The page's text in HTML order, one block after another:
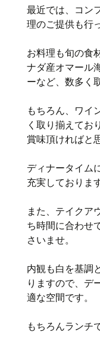
最近では、コン
理のご提供も行
お料理も旬の食
ナダ産オマール
ーなど、数多く
もちろん、ワイ
く取り揃えてお
賞味頂ければと
ディナータイム
充実しておりま
また、テイクア
ち時間に合わせ
さいませ。
内観も白を基調
りますので、デ
適な空間です。
もちろんランチ